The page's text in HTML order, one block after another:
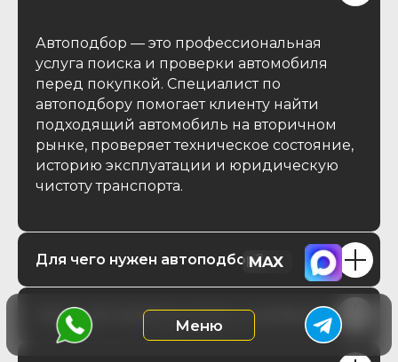
Автоподбор — это профессиональная
услуга поиска и проверки автомобиля
перед покупкой. Специалист по
автоподбору помогает клиенту найти
подходящий автомобиль на вторичном
рынке, проверяет техническое состояние,
историю эксплуатации и юридическую
чистоту транспорта.
Для чего нужен автоподбор?
Какие автомобили можно подобрать?